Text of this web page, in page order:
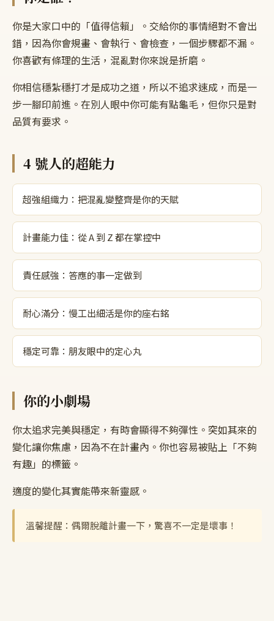
你是大家口中的「值得信賴」。交給你的事情絕對不會出
錯，因為你會規畫、會執行、會檢查，一個步驟都不漏。
你喜歡有條理的生活，混亂對你來說是折磨。
你相信穩紮穩打才是成功之道，所以不追求速成，而是一
步一腳印前進。在別人眼中你可能有點龜毛，但你只是對
品質有要求。
4 號人的超能力
超強組織力：把混亂變整齊是你的天賦
計畫能力佳：從 A 到 Z 都在掌控中
責任感強：答應的事一定做到
耐心滿分：慢工出細活是你的座右銘
穩定可靠：朋友眼中的定心丸
你的小劇場
你太追求完美與穩定，有時會顯得不夠彈性。突如其來的
變化讓你焦慮，因為不在計畫內。你也容易被貼上「不夠
有趣」的標籤。
適度的變化其實能帶來新靈感。
溫馨提醒：偶爾脫離計畫一下，驚喜不一定是壞事！